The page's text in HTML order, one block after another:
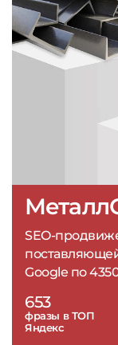
SEO-
Google по
653
фразы в ТОП
Яндекс